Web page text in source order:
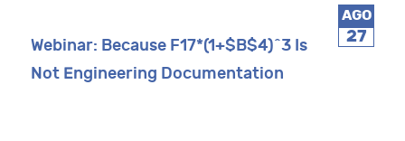
AGO
27
Webinar: Because F17*(1+$B$4)^3 Is
Not Engineering Documentation